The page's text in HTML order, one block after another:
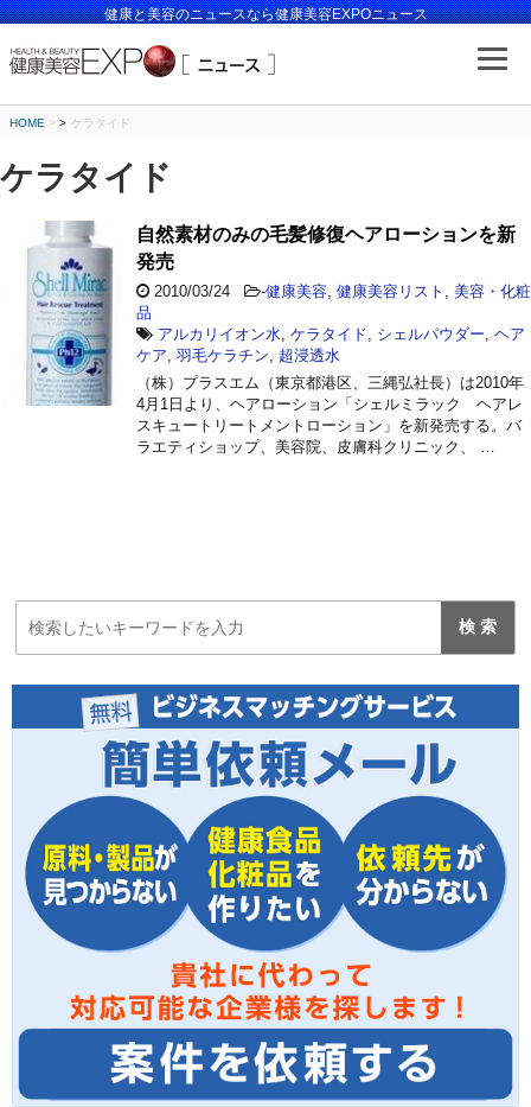
健康と美容のニュースなら健康美容EXPOニュース
HOME > ケラタイド
ケラタイド
自然素材のみの毛髪修復ヘアローションを新
発売
2010/03/24 -健康美容 健康美容リスト
美容・化粧
品
アルカリイオン水 ケラタイド シェルパウダー ヘア
ケア 羽毛ケラチン
超浸透水
（株）プラスエム（東京都港区、三縄弘社長）は2010年
4月1日より、ヘアローション「シェルミラック ヘアレ
スキュートリートメントローション」を新発売する。バ
ラエティショップ、美容院、皮膚科クリニック、 …